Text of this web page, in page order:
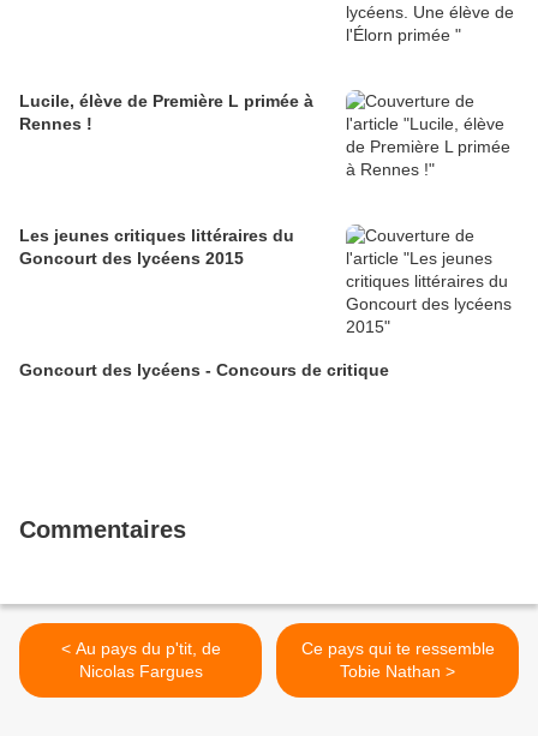
Lucile, élève de Première L primée à
Rennes !
Les jeunes critiques littéraires du
Goncourt des lycéens 2015
Goncourt des lycéens - Concours de critique
Commentaires
< Au pays du p'tit, de
Nicolas Fargues
Ce pays qui te ressemble
Tobie Nathan >